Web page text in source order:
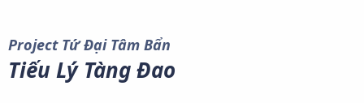
Project Tứ Đại Tâm Bẩn
Tiếu Lý Tàng Đao